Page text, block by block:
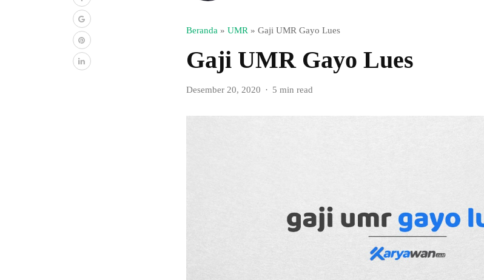
Beranda » UMR » Gaji UMR Gayo Lues
Gaji UMR Gayo Lues
Desember 20, 2020 5 min read